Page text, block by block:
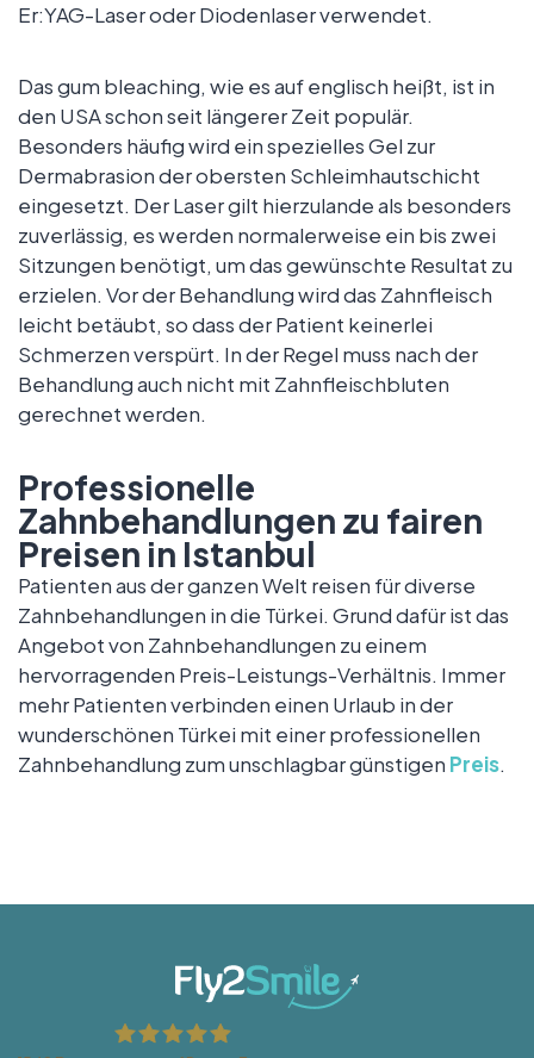
Er:YAG-Laser oder Diodenlaser verwendet.
Das gum bleaching, wie es auf englisch heißt, ist in
den USA schon seit längerer Zeit populär.
Besonders häufig wird ein spezielles Gel zur
Dermabrasion der obersten Schleimhautschicht
eingesetzt. Der Laser gilt hierzulande als besonders
zuverlässig, es werden normalerweise ein bis zwei
Sitzungen benötigt, um das gewünschte Resultat zu
erzielen. Vor der Behandlung wird das Zahnfleisch
leicht betäubt, so dass der Patient keinerlei
Schmerzen verspürt. In der Regel muss nach der
Behandlung auch nicht mit Zahnfleischbluten
gerechnet werden.
Professionelle
Zahnbehandlungen zu fairen
Preisen in Istanbul
Patienten aus der ganzen Welt reisen für diverse
Zahnbehandlungen in die Türkei. Grund dafür ist das
Angebot von Zahnbehandlungen zu einem
hervorragenden Preis-Leistungs-Verhältnis. Immer
mehr Patienten verbinden einen Urlaub in der
wunderschönen Türkei mit einer professionellen
Zahnbehandlung zum unschlagbar günstigen Preis.